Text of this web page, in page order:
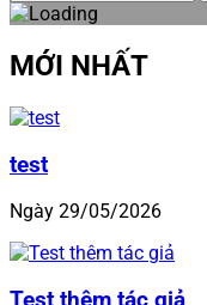
MỚI NHẤT
test
Ngày 29/05/2026